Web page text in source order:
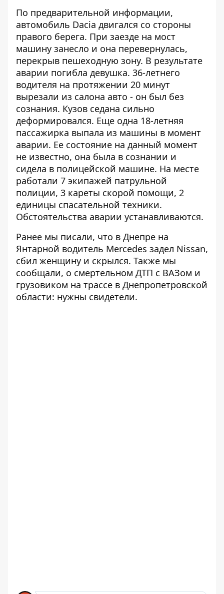
По предварительной информации,
автомобиль Dacia двигался со стороны
правого берега. При заезде на мост
машину занесло и она перевернулась,
перекрыв пешеходную зону. В результате
аварии погибла девушка. 36-летнего
водителя на протяжении 20 минут
вырезали из салона авто - он был без
сознания. Кузов седана сильно
деформировался. Еще одна 18-летняя
пассажирка выпала из машины в момент
аварии. Ее состояние на данный момент
не известно, она была в сознании и
сидела в полицейской машине. На месте
работали 7 экипажей патрульной
полиции, 3 кареты скорой помощи, 2
единицы спасательной техники.
Обстоятельства аварии устанавливаются.
Ранее мы писали, что в Днепре на
Янтарной водитель Mercedes задел Nissan,
сбил женщину и скрылся. Также мы
сообщали, о смертельном ДТП с ВАЗом и
грузовиком на трассе в Днепропетровской
области: нужны свидетели.